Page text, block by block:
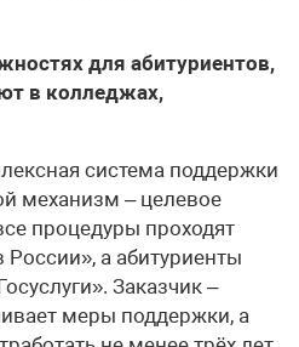
для абитуриентов,
в колледжах,
система поддержки
механизм – целевое
процедуры проходят
России», а абитуриенты
Заказчик –
меры поддержки, а